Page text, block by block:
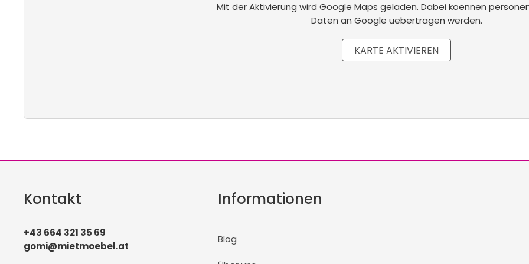
Mit der Aktivierung wird Google Maps geladen. Dabei koennen
Daten an Google uebertragen werden.
KARTE AKTIVIEREN
Kontakt
+43 664 321 35 69
gomi@mietmoebel.at
Informationen
Blog